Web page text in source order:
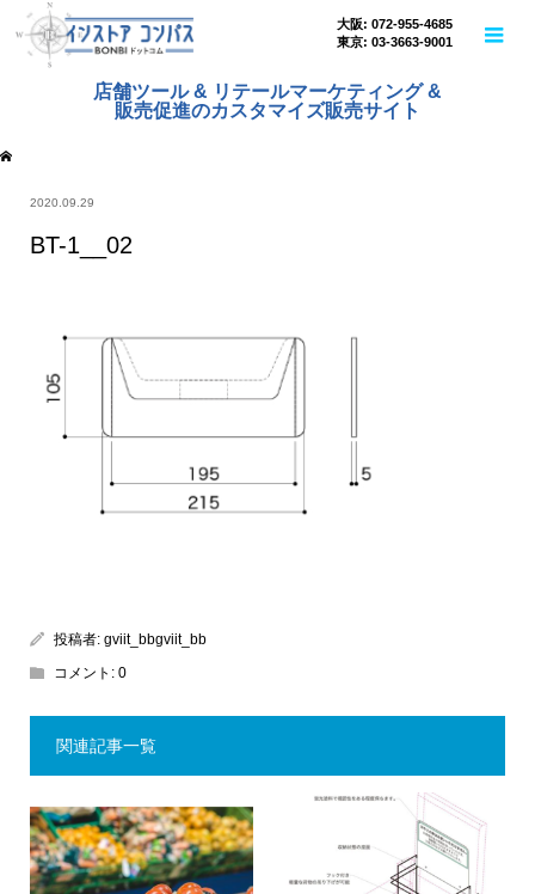
大阪: 072-955-4685
東京: 03-3663-9001
店舗ツール & リテールマーケティング &
販売促進のカスタマイズ販売サイト
2020.09.29
BT-1__02
投稿者: gviit_bbgviit_bb
コメント: 0
関連記事一覧